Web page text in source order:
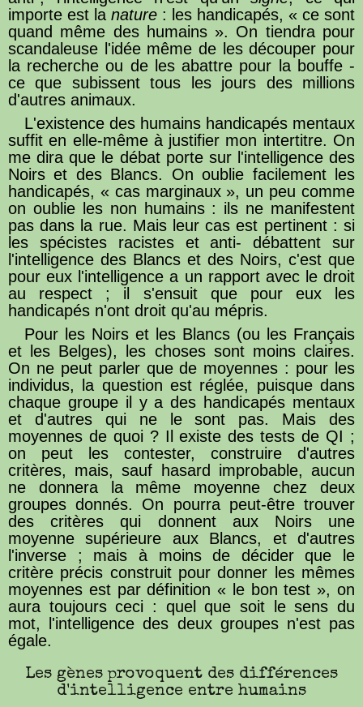
importe est la nature : les handicapés, « ce sont
quand même des humains ». On tiendra pour
scandaleuse l'idée même de les découper pour
la recherche ou de les abattre pour la bouffe -
ce que subissent tous les jours des millions
d'autres animaux.
L'existence des humains handicapés mentaux
suffit en elle-même à justifier mon intertitre. On
me dira que le débat porte sur l'intelligence des
Noirs et des Blancs. On oublie facilement les
handicapés, « cas marginaux », un peu comme
on oublie les non humains : ils ne manifestent
pas dans la rue. Mais leur cas est pertinent : si
les spécistes racistes et anti- débattent sur
l'intelligence des Blancs et des Noirs, c'est que
pour eux l'intelligence a un rapport avec le droit
au respect ; il s'ensuit que pour eux les
handicapés n'ont droit qu'au mépris.
Pour les Noirs et les Blancs (ou les Français
et les Belges), les choses sont moins claires.
On ne peut parler que de moyennes : pour les
individus, la question est réglée, puisque dans
chaque groupe il y a des handicapés mentaux
et d'autres qui ne le sont pas. Mais des
moyennes de quoi ? Il existe des tests de QI ;
on peut les contester, construire d'autres
critères, mais, sauf hasard improbable, aucun
ne donnera la même moyenne chez deux
groupes donnés. On pourra peut-être trouver
des critères qui donnent aux Noirs une
moyenne supérieure aux Blancs, et d'autres
l'inverse ; mais à moins de décider que le
critère précis construit pour donner les mêmes
moyennes est par définition « le bon test », on
aura toujours ceci : quel que soit le sens du
mot, l'intelligence des deux groupes n'est pas
égale.
Les gènes provoquent des différences
d'intelligence entre humains